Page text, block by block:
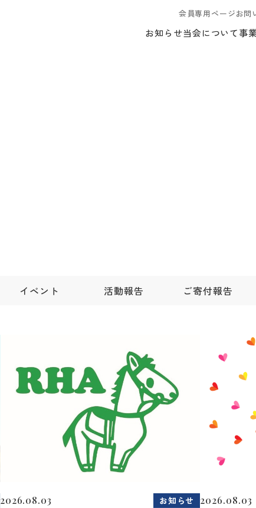
会員専用ページお問
お知らせ当会について事
イベント 活動報告 ご寄付報告
2026.08.03 お知らせ 2026.08.03